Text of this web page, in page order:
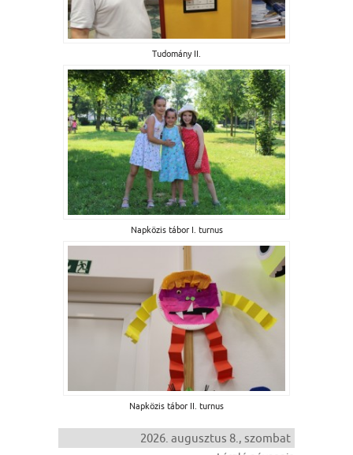
Tudomány II.
Napközis tábor I. turnus
Napközis tábor II. turnus
2026. augusztus 8., szombat